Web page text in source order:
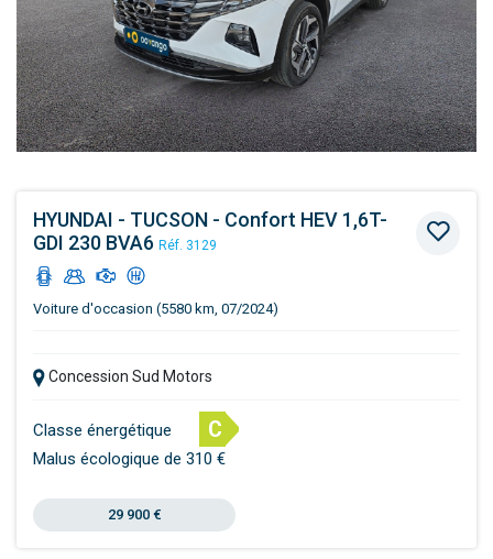
HYUNDAI - TUCSON - Confort HEV 1,6T-
GDI 230 BVA6 Réf. 3129
Voiture d'occasion (5580 km, 07/2024)
Concession Sud Motors
Classe énergétique C
Malus écologique de 310 €
29 900 €